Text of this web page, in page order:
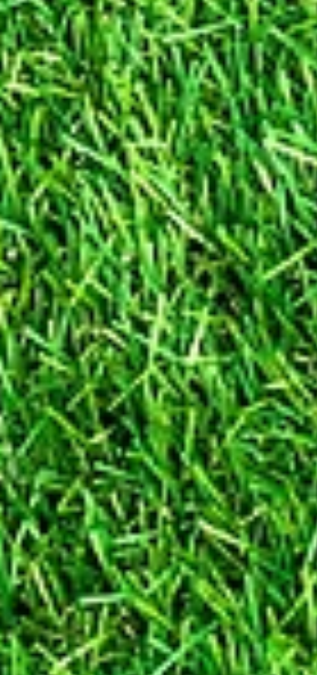
Im Folgenden erhalten Sie eine
auf deren Basis wir
zur Kenntnis, dass neben
Datenschutzvorgaben in Ihrem
können. Sollten ferner im
sein, teilen wir Ihnen
Einwilligung (Art. 6 Abs. 1 S. 1
ihre Einwilligung in die
Daten für einen spezifischen
Vertragserfüllung und
DSGVO)- Die Verarbeitung
Vertragspartei die
vorvertraglicher Maßnahmen
Berechtigte Interessen (Art. 6
ist zur Wahrung der berechtigten
Dritten erforderlich, sofern
Grundfreiheiten der betroffenen
Daten
Zusätzlich zu den
gelten nationale Regelungen
insbesondere das Gesetz zum
Daten bei der
BDSG enthält insbesondere
Recht auf Löschung, zum
Kategorien personenbezogener